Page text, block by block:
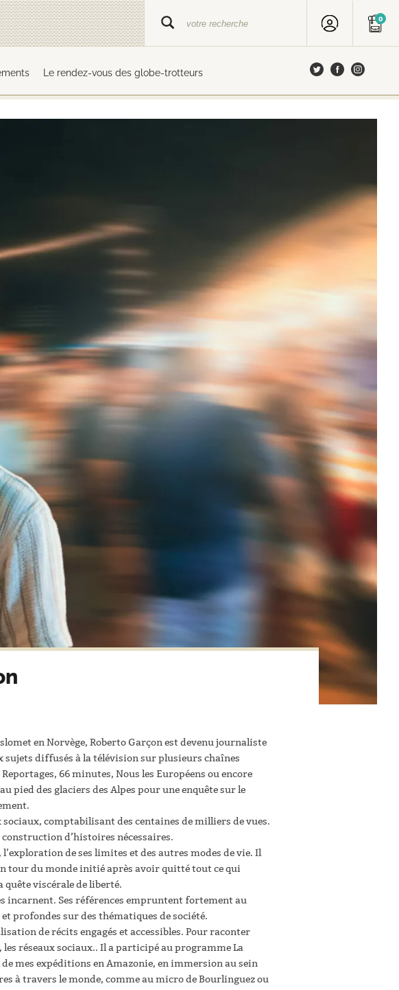
0
Le rendez-vous des globe-trotteurs
en Norvège, Roberto Garçon est devenu journaliste
sujets diffusés à la télévision sur plusieurs chaînes
66 minutes, Nous les Européens ou encore
pied des glaciers des Alpes pour une enquête sur le
comptabilisant des centaines de milliers de vues.
d’histoires nécessaires.
de ses limites et des autres modes de vie. Il
tour du monde initié après avoir quitté tout ce qui
viscérale de liberté.
incarnent. Ses références empruntent fortement au
profondes sur des thématiques de société.
de récits engagés et accessibles. Pour raconter
réseaux sociaux.. Il a participé au programme La
mes expéditions en Amazonie, en immersion au sein
à travers le monde, comme au micro de Bourlinguez ou